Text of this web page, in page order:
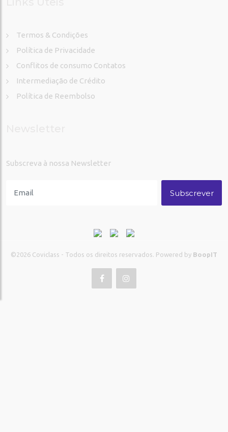
Termos & Condições
Política de Privacidade
Conflitos de consumo Contatos
Intermediação de Crédito
Política de Reembolso
Subscreva à nossa Newsletter
Subscrever
©2026 Coviclass - Todos os direitos reservados. Powered by BoopIT